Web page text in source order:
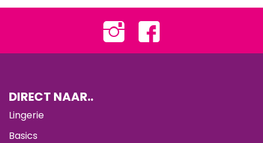
DIRECT NAAR..
Lingerie
Basics